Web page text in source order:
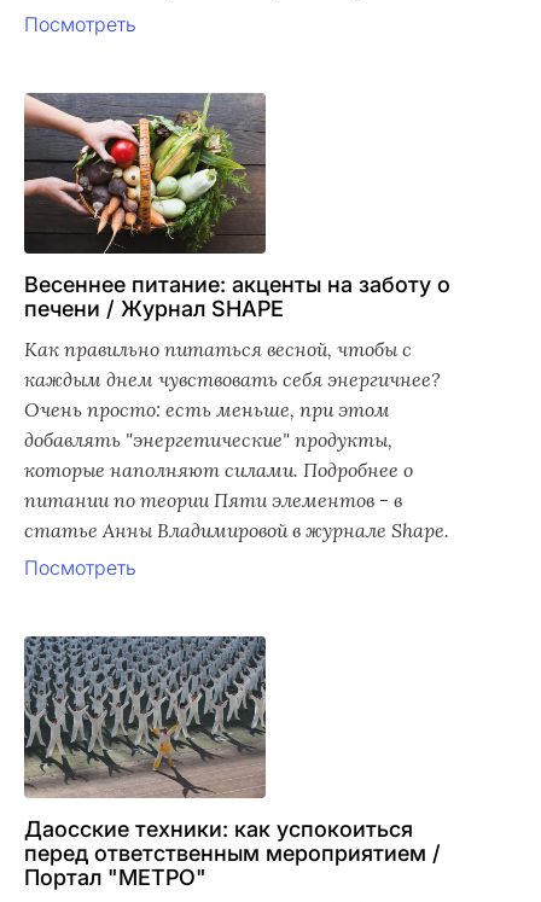
Посмотреть
Весеннее питание: акценты на заботу о
печени / Журнал SHAPE
Как правильно питаться весной, чтобы с
каждым днем чувствовать себя энергичнее?
Очень просто: есть меньше, при этом
добавлять "энергетические" продукты,
которые наполняют силами. Подробнее о
питании по теории Пяти элементов - в
статье Анны Владимировой в журнале Shape.
Посмотреть
Даосские техники: как успокоиться
перед ответственным мероприятием /
Портал "МЕТРО"